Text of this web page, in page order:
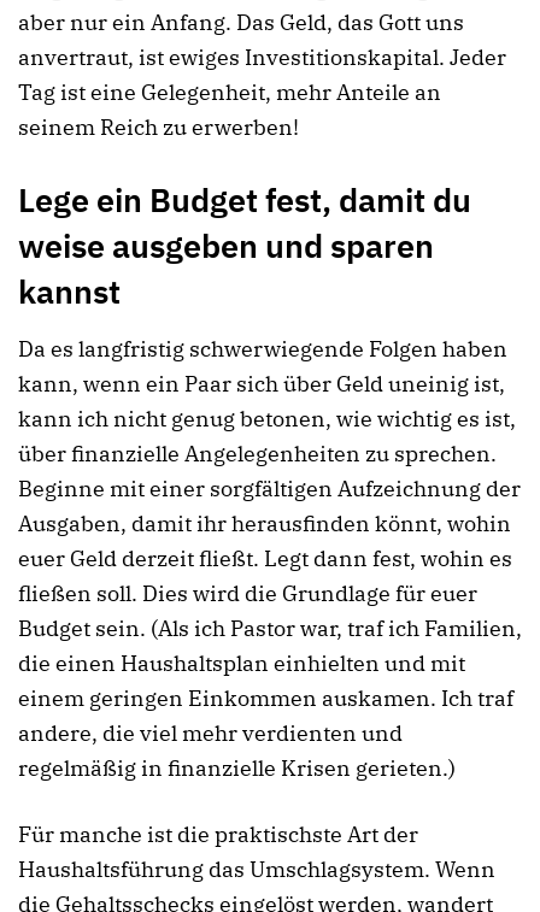
aber nur ein Anfang. Das Geld, das Gott uns
anvertraut, ist ewiges Investitionskapital. Jeder
Tag ist eine Gelegenheit, mehr Anteile an
seinem Reich zu erwerben!
Lege ein Budget fest, damit du
weise ausgeben und sparen
kannst
Da es langfristig schwerwiegende Folgen haben
kann, wenn ein Paar sich über Geld uneinig ist,
kann ich nicht genug betonen, wie wichtig es ist,
über finanzielle Angelegenheiten zu sprechen.
Beginne mit einer sorgfältigen Aufzeichnung der
Ausgaben, damit ihr herausfinden könnt, wohin
euer Geld derzeit fließt. Legt dann fest, wohin es
fließen soll. Dies wird die Grundlage für euer
Budget sein. (Als ich Pastor war, traf ich Familien,
die einen Haushaltsplan einhielten und mit
einem geringen Einkommen auskamen. Ich traf
andere, die viel mehr verdienten und
regelmäßig in finanzielle Krisen gerieten.)
Für manche ist die praktischste Art der
Haushaltsführung das Umschlagsystem. Wenn
die Gehaltsschecks eingelöst werden, wandert